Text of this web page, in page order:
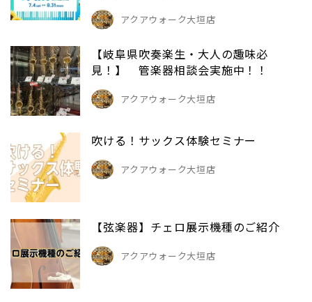
アクアウォーク大垣店
【岐阜県吹奏楽生・大人の趣味必
見！】 管楽器相談会実施中！！
アクアウォーク大垣店
吹ける！サックス体験セミナー
アクアウォーク大垣店
【弦楽器】チェロ展示機種のご紹介
アクアウォーク大垣店